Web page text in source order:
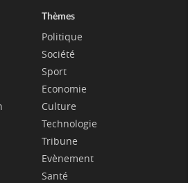
Thèmes
Politique
Société
Sport
Economie
Culture
Technologie
Tribune
Evènement
Santé